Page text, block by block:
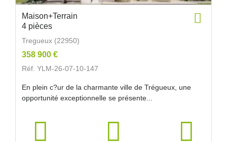
Maison+Terrain
4 pièces
Tregueux (22950)
358 900 €
Réf. YLM-26-07-10-147
En plein c?ur de la charmante ville de Trégueux, une
opportunité exceptionnelle se présente...